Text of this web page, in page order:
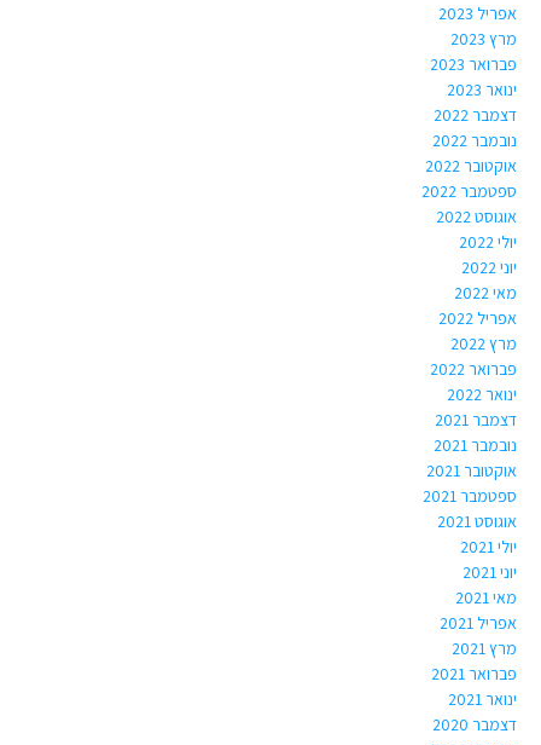
אפריל 2023
מרץ 2023
פברואר 2023
ינואר 2023
דצמבר 2022
נובמבר 2022
אוקטובר 2022
ספטמבר 2022
אוגוסט 2022
יולי 2022
יוני 2022
מאי 2022
אפריל 2022
מרץ 2022
פברואר 2022
ינואר 2022
דצמבר 2021
נובמבר 2021
אוקטובר 2021
ספטמבר 2021
אוגוסט 2021
יולי 2021
יוני 2021
מאי 2021
אפריל 2021
מרץ 2021
פברואר 2021
ינואר 2021
דצמבר 2020